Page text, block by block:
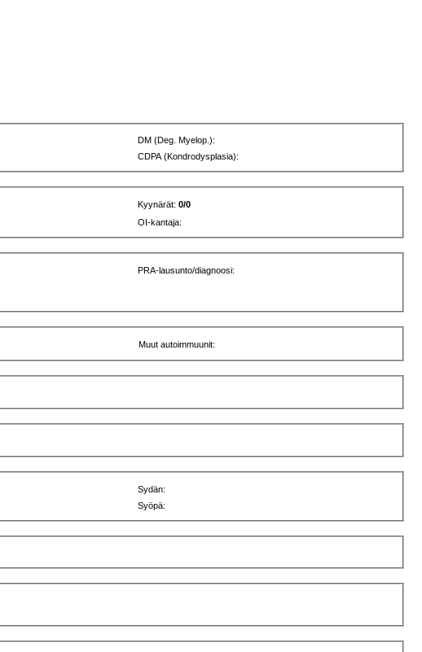
DM (Deg. Myelop.):
CDPA (Kondrodysplasia):
Kyynärät:0/0
OI-kantaja:
PRA-lausunto/diagnoosi:
Muut autoimmuunit:
Sydän:
Syöpä: